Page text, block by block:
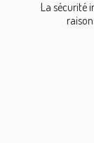
La sécurité
raison